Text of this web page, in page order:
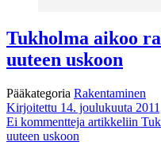
Tukholma aikoo
uuteen uskoon
Pääkategoria Rakentaminen
Kirjoitettu 14. joulukuuta
Ei kommentteja artikkeliin
uuteen uskoon